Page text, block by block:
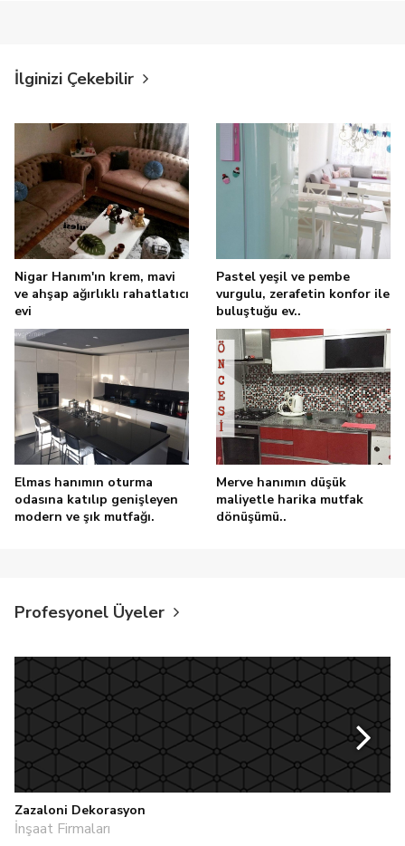
İlginizi Çekebilir
Nigar Hanım'ın krem, mavi
ve ahşap ağırlıklı rahatlatıcı
evi
Pastel yeşil ve pembe
vurgulu, zerafetin konfor ile
buluştuğu ev..
Elmas hanımın oturma
odasına katılıp genişleyen
modern ve şık mutfağı.
Merve hanımın düşük
maliyetle harika mutfak
dönüşümü..
Profesyonel Üyeler
Zazaloni Dekorasyon
İnşaat Firmaları